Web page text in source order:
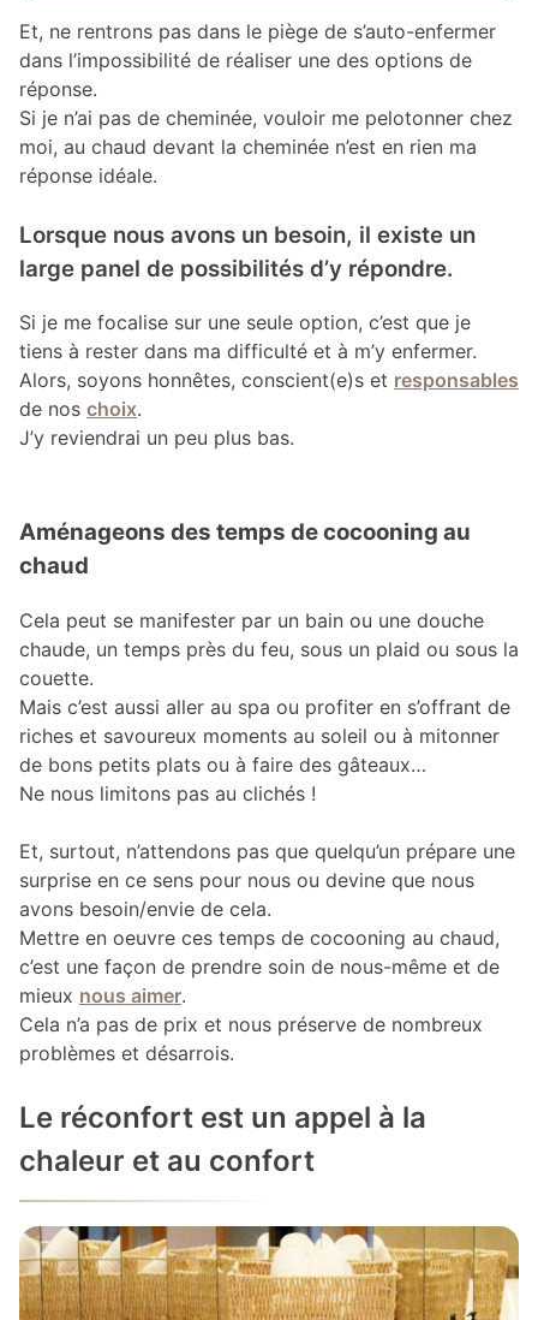
Et, ne rentrons pas dans le piège de s’auto-enfermer
dans l’impossibilité de réaliser une des options de
réponse.
Si je n’ai pas de cheminée, vouloir me pelotonner chez
moi, au chaud devant la cheminée n’est en rien ma
réponse idéale.
Lorsque nous avons un besoin, il existe un
large panel de possibilités d’y répondre.
Si je me focalise sur une seule option, c’est que je
tiens à rester dans ma difficulté et à m’y enfermer.
Alors, soyons honnêtes, conscient(e)s et responsables
de nos choix.
J’y reviendrai un peu plus bas.
Aménageons des temps de cocooning au
chaud
Cela peut se manifester par un bain ou une douche
chaude, un temps près du feu, sous un plaid ou sous la
couette.
Mais c’est aussi aller au spa ou profiter en s’offrant de
riches et savoureux moments au soleil ou à mitonner
de bons petits plats ou à faire des gâteaux…
Ne nous limitons pas au clichés !
Et, surtout, n’attendons pas que quelqu’un prépare une
surprise en ce sens pour nous ou devine que nous
avons besoin/envie de cela.
Mettre en oeuvre ces temps de cocooning au chaud,
c’est une façon de prendre soin de nous-même et de
mieux nous aimer.
Cela n’a pas de prix et nous préserve de nombreux
problèmes et désarrois.
Le réconfort est un appel à la
chaleur et au confort